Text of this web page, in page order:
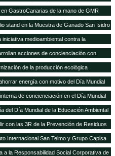
GastroCanarias de la mano de GMR
stand en la Muestra de Ganado San Isidro
medioambiental contra la
acciones de concienciación con
Agua
de la producción ecológica
energía con motivo del Día Mundial
de concienciación en el Día Mundial
del Día Mundial de la Educación Ambiental
con las 3R de la Prevención de Residuos
Internacional San Telmo y Grupo Capisa
industria agroalimentaria y la distribución
a la Responsabilidad Social Corporativa de